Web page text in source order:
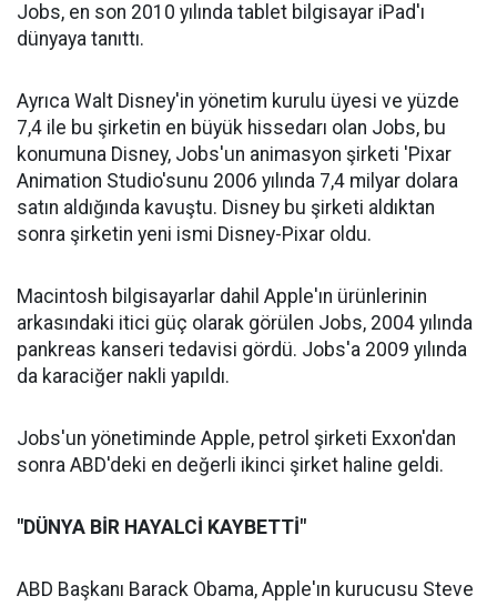
Jobs, en son 2010 yılında tablet bilgisayar iPad'ı
dünyaya tanıttı.
Ayrıca Walt Disney'in yönetim kurulu üyesi ve yüzde
7,4 ile bu şirketin en büyük hissedarı olan Jobs, bu
konumuna Disney, Jobs'un animasyon şirketi 'Pixar
Animation Studio'sunu 2006 yılında 7,4 milyar dolara
satın aldığında kavuştu. Disney bu şirketi aldıktan
sonra şirketin yeni ismi Disney-Pixar oldu.
Macintosh bilgisayarlar dahil Apple'ın ürünlerinin
arkasındaki itici güç olarak görülen Jobs, 2004 yılında
pankreas kanseri tedavisi gördü. Jobs'a 2009 yılında
da karaciğer nakli yapıldı.
Jobs'un yönetiminde Apple, petrol şirketi Exxon'dan
sonra ABD'deki en değerli ikinci şirket haline geldi.
"DÜNYA BİR HAYALCİ KAYBETTİ"
ABD Başkanı Barack Obama, Apple'ın kurucusu Steve